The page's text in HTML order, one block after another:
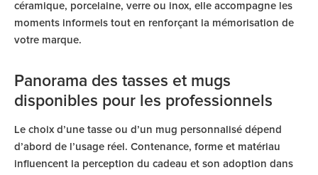
céramique, porcelaine, verre ou inox, elle accompagne les
moments informels tout en renforçant la mémorisation de
votre marque.
Panorama des tasses et mugs
disponibles pour les professionnels
Le choix d’une tasse ou d’un mug personnalisé dépend
d’abord de l’usage réel. Contenance, forme et matériau
influencent la perception du cadeau et son adoption dans